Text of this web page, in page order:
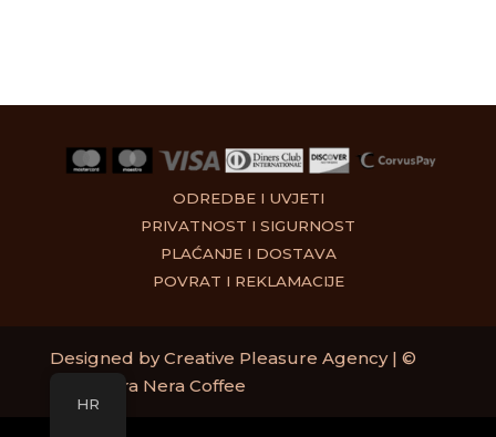
ODREDBE I UVJETI
PRIVATNOST I SIGURNOST
PLAĆANJE I DOSTAVA
POVRAT I REKLAMACIJE
Designed byCreative Pleasure Agency| ©
2025 Bora Nera Coffee
HR